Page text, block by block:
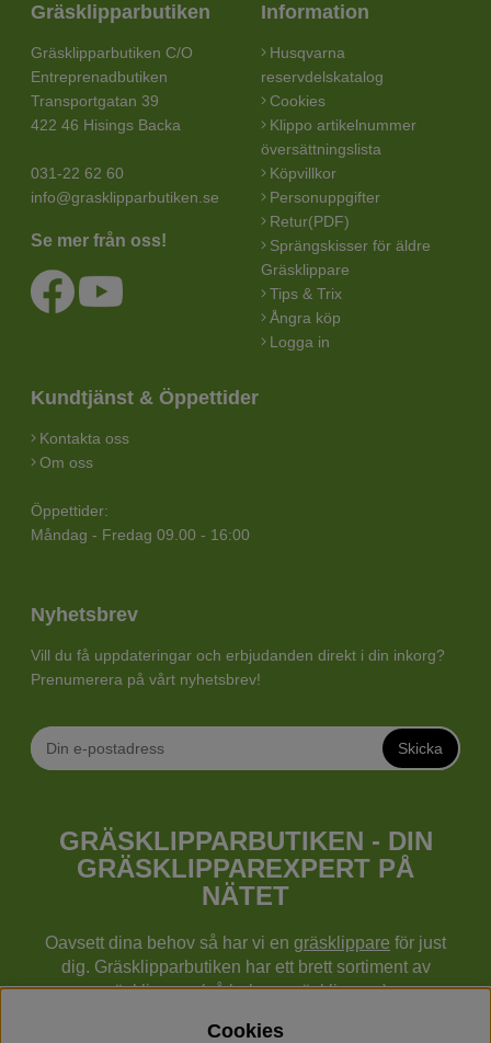
Gräsklipparbutiken
Gräsklipparbutiken C/O
Entreprenadbutiken
Transportgatan 39
422 46 Hisings Backa
031-22 62 60
info@grasklipparbutiken.se
Se mer från oss!
Information
Husqvarna
reservdelskatalog
Cookies
Klippo artikelnummer
översättningslista
Köpvillkor
Personuppgifter
Retur(PDF)
Sprängskisser för äldre
Gräsklippare
Tips & Trix
Ångra köp
Logga in
Kundtjänst & Öppettider
Kontakta oss
Om oss
Öppettider:
Måndag - Fredag 09.00 - 16:00
Nyhetsbrev
Vill du få uppdateringar och erbjudanden direkt i din inkorg?
Prenumerera på vårt nyhetsbrev!
Skicka
GRÄSKLIPPARBUTIKEN - DIN
GRÄSKLIPPAREXPERT PÅ
NÄTET
Oavsett dina behov så har vi en gräsklippare för just
dig. Gräsklipparbutiken har ett brett sortiment av
gräsklippare (gå bakom gräsklippare),
Cookies